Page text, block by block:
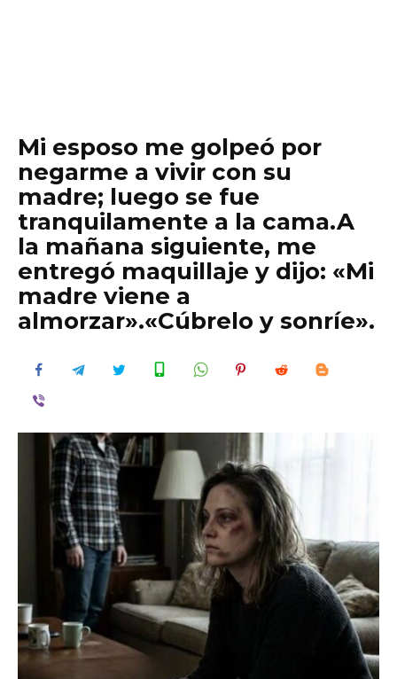
Mi esposo me golpeó por
negarme a vivir con su
madre; luego se fue
tranquilamente a la cama.A
la mañana siguiente, me
entregó maquillaje y dijo: «Mi
madre viene a
almorzar».«Cúbrelo y sonríe».